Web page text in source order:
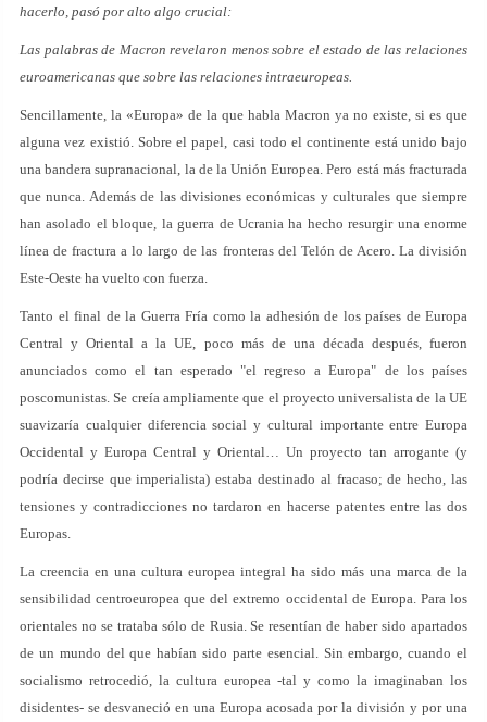
hacerlo, pasó por alto algo crucial:
Las palabras de Macron revelaron menos sobre el estado de las relaciones
euroamericanas que sobre las relaciones intraeuropeas.
Sencillamente, la «Europa» de la que habla Macron ya no existe, si es que
alguna vez existió. Sobre el papel, casi todo el continente está unido bajo
una bandera supranacional, la de la Unión Europea. Pero está más fracturada
que nunca. Además de las divisiones económicas y culturales que siempre
han asolado el bloque, la guerra de Ucrania ha hecho resurgir una enorme
línea de fractura a lo largo de las fronteras del Telón de Acero. La división
Este-Oeste ha vuelto con fuerza.
Tanto el final de la Guerra Fría como la adhesión de los países de Europa
Central y Oriental a la UE, poco más de una década después, fueron
anunciados como el tan esperado "el regreso a Europa" de los países
poscomunistas. Se creía ampliamente que el proyecto universalista de la UE
suavizaría cualquier diferencia social y cultural importante entre Europa
Occidental y Europa Central y Oriental… Un proyecto tan arrogante (y
podría decirse que imperialista) estaba destinado al fracaso; de hecho, las
tensiones y contradicciones no tardaron en hacerse patentes entre las dos
Europas.
La creencia en una cultura europea integral ha sido más una marca de la
sensibilidad centroeuropea que del extremo occidental de Europa. Para los
orientales no se trataba sólo de Rusia. Se resentían de haber sido apartados
de un mundo del que habían sido parte esencial. Sin embargo, cuando el
socialismo retrocedió, la cultura europea -tal y como la imaginaban los
disidentes- se desvaneció en una Europa acosada por la división y por una